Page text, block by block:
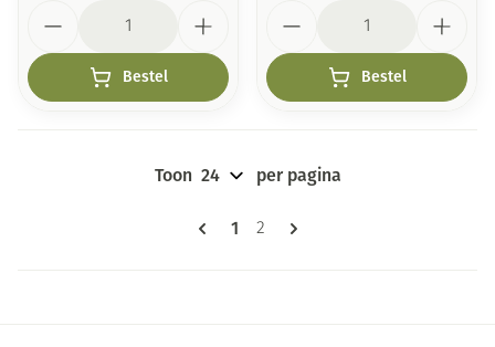
Bestel Bestel
Pagina's
U lees momenteel pagina
1 Pagina
2
Toon per pagina